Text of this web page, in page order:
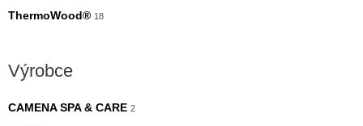
ThermoWood® 18
Výrobce
CAMENA SPA & CARE 2